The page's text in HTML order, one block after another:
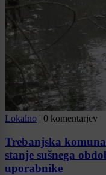
Lokalno | 0 komentarjev
Trebanjska
stanje sušnega
uporabnike